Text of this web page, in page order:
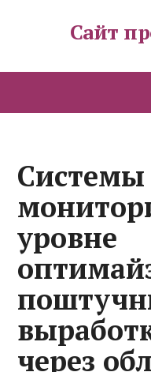
Сайт
Системы
уровне
через